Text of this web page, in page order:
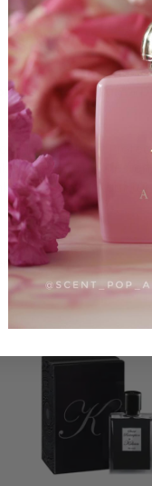
- Eau de Parfum -
Shield Of
den Duft zu
oder Selbstankauf